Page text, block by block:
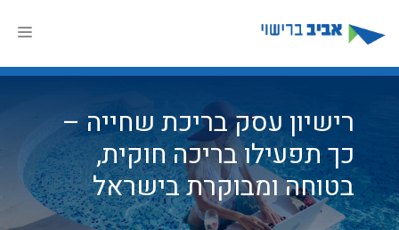
לתוכן
רישיון עסק בריכת שחייה –
כך תפעילו בריכה חוקית,
בטוחה ומבוקרת בישראל